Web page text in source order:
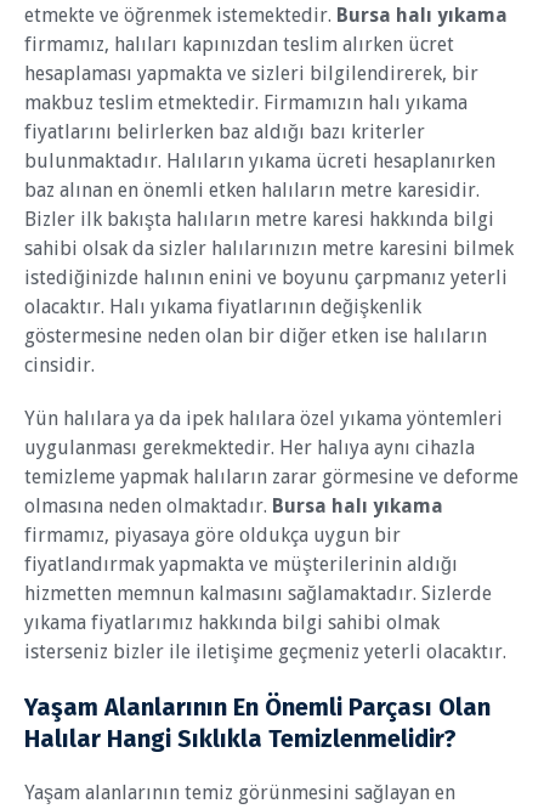
etmekte ve öğrenmek istemektedir. Bursa halı yıkama
firmamız, halıları kapınızdan teslim alırken ücret
hesaplaması yapmakta ve sizleri bilgilendirerek, bir
makbuz teslim etmektedir. Firmamızın halı yıkama
fiyatlarını belirlerken baz aldığı bazı kriterler
bulunmaktadır. Halıların yıkama ücreti hesaplanırken
baz alınan en önemli etken halıların metre karesidir.
Bizler ilk bakışta halıların metre karesi hakkında bilgi
sahibi olsak da sizler halılarınızın metre karesini bilmek
istediğinizde halının enini ve boyunu çarpmanız yeterli
olacaktır. Halı yıkama fiyatlarının değişkenlik
göstermesine neden olan bir diğer etken ise halıların
cinsidir.
Yün halılara ya da ipek halılara özel yıkama yöntemleri
uygulanması gerekmektedir. Her halıya aynı cihazla
temizleme yapmak halıların zarar görmesine ve deforme
olmasına neden olmaktadır. Bursa halı yıkama
firmamız, piyasaya göre oldukça uygun bir
fiyatlandırmak yapmakta ve müşterilerinin aldığı
hizmetten memnun kalmasını sağlamaktadır. Sizlerde
yıkama fiyatlarımız hakkında bilgi sahibi olmak
isterseniz bizler ile iletişime geçmeniz yeterli olacaktır.
Yaşam Alanlarının En Önemli Parçası Olan
Halılar Hangi Sıklıkla Temizlenmelidir?
Yaşam alanlarının temiz görünmesini sağlayan en